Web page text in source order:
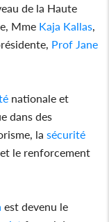
de la Haute
Mme Kaja Kallas,
Prof Jane
nationale et
dans des
la sécurité
le renforcement
est devenu le